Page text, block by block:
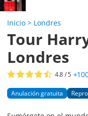
Inicio > Londres
Tour
Londres
4.8/ 5
Anulación gratuita